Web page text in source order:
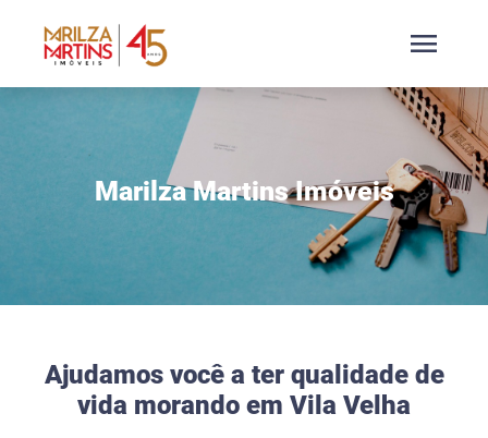
menu
Marilza Martins Imóveis
Ajudamos você a ter qualidade de
vida morando em Vila Velha